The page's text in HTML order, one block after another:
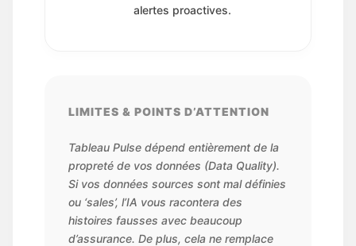
alertes proactives.
LIMITES & POINTS D’ATTENTION
Tableau Pulse dépend entièrement de la
propreté de vos données (Data Quality).
Si vos données sources sont mal définies
ou ‘sales’, l’IA vous racontera des
histoires fausses avec beaucoup
d’assurance. De plus, cela ne remplace